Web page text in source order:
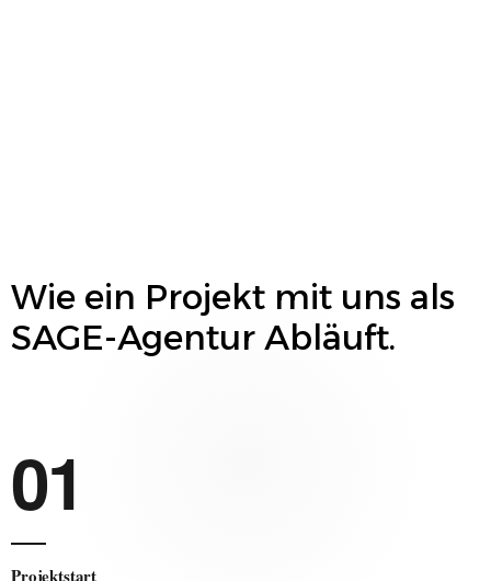
Wie ein Projekt mit uns als
SAGE-Agentur Abläuft.
01
Projektstart